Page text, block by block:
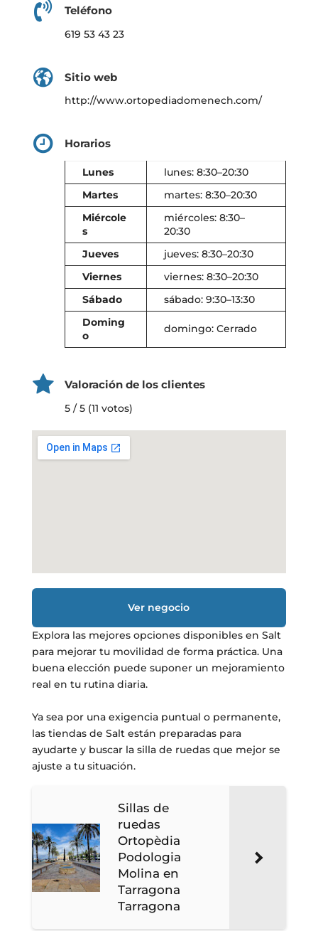
Teléfono
619 53 43 23
Sitio web
http://www.ortopediadomenech.com/
Horarios
Lunes
lunes: 8:30–20:30
Martes
martes: 8:30–20:30
Miércole
s
miércoles: 8:30–
20:30
Jueves
jueves: 8:30–20:30
Viernes
viernes: 8:30–20:30
Sábado
sábado: 9:30–13:30
Doming
o
domingo: Cerrado
Valoración de los clientes
5 / 5 (11 votos)
Ver negocio
Explora las mejores opciones disponibles en Salt
para mejorar tu movilidad de forma práctica. Una
buena elección puede suponer un mejoramiento
real en tu rutina diaria.
Ya sea por una exigencia puntual o permanente,
las tiendas de Salt están preparadas para
ayudarte y buscar la silla de ruedas que mejor se
ajuste a tu situación.
Sillas de
ruedas
Ortopèdia
Podologia
Molina en
Tarragona
Tarragona